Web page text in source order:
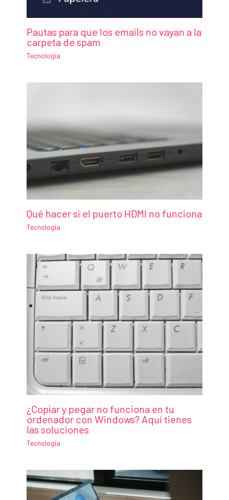
Pautas para que los emails no vayan a la
carpeta de spam
Tecnología
Qué hacer si el puerto HDMI no funciona
Tecnología
¿Copiar y pegar no funciona en tu
ordenador con Windows? Aquí tienes
las soluciones
Tecnología